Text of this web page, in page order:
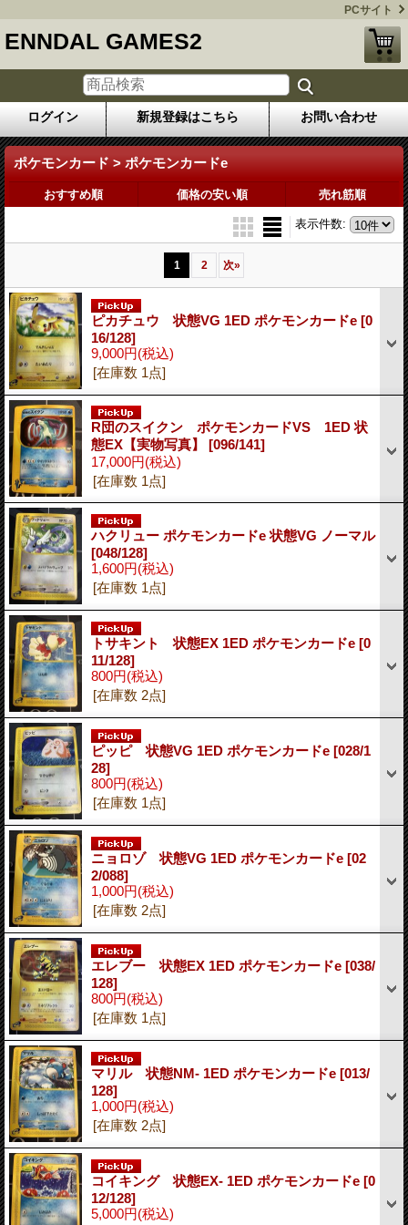
PCサイト
ENNDAL GAMES2
ログイン 新規登録はこちら お問い合わせ
ポケモンカード > ポケモンカードe
おすすめ順 価格の安い順 売れ筋順
表示件数:
1 2 次»
ピカチュウ 状態VG 1ED ポケモンカードe [0
16/128]
9,000円(税込)
[在庫数 1点]
R団のスイクン ポケモンカードVS 1ED 状
態EX【実物写真】 [096/141]
17,000円(税込)
[在庫数 1点]
ハクリュー ポケモンカードe 状態VG ノーマル
[048/128]
1,600円(税込)
[在庫数 1点]
トサキント 状態EX 1ED ポケモンカードe [0
11/128]
800円(税込)
[在庫数 2点]
ピッピ 状態VG 1ED ポケモンカードe [028/1
28]
800円(税込)
[在庫数 1点]
ニョロゾ 状態VG 1ED ポケモンカードe [02
2/088]
1,000円(税込)
[在庫数 2点]
エレブー 状態EX 1ED ポケモンカードe [038/
128]
800円(税込)
[在庫数 1点]
マリル 状態NM- 1ED ポケモンカードe [013/
128]
1,000円(税込)
[在庫数 2点]
コイキング 状態EX- 1ED ポケモンカードe [0
12/128]
5,000円(税込)